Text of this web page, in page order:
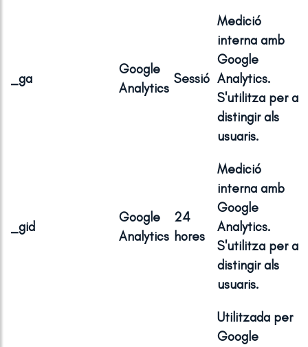
_ga
Google
Analytics
Sessió
Medició
interna amb
Google
Analytics.
S'utilitza per a
distingir als
usuaris.
_gid
Google
Analytics
24
hores
Medició
interna amb
Google
Analytics.
S'utilitza per a
distingir als
usuaris.
Utilitzada per
Google